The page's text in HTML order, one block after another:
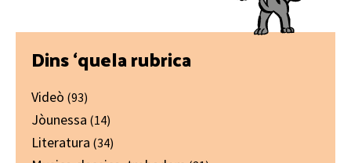
Primary
Sidebar
Dins ‘quela rubrica
Videò (93)
Jòunessa (14)
Literatura (34)